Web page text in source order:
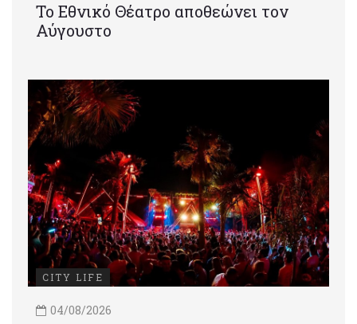
Το Εθνικό Θέατρο αποθεώνει τον
Αύγουστο
CITY LIFE
04/08/2026